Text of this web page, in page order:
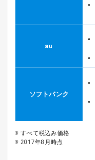
au
ソフトバンク
すべて税込み価格
2017年8月時点